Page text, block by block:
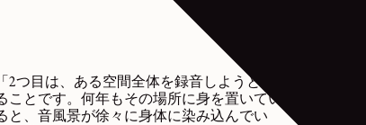
2つ目は、ある空間全体を録音しようとす
ことです。何年もその場所に身を置いてい
と、音風景が徐々に身体に染み込んでい